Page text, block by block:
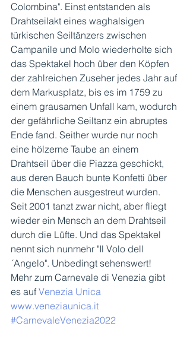
Colombina". Einst entstanden als
Drahtseilakt eines waghalsigen
türkischen Seiltänzers zwischen
Campanile und Molo wiederholte sich
das Spektakel hoch über den Köpfen
der zahlreichen Zuseher jedes Jahr auf
dem Markusplatz, bis es im 1759 zu
einem grausamen Unfall kam, wodurch
der gefährliche Seiltanz ein abruptes
Ende fand. Seither wurde nur noch
eine hölzerne Taube an einem
Drahtseil über die Piazza geschickt,
aus deren Bauch bunte Konfetti über
die Menschen ausgestreut wurden.
Seit 2001 tanzt zwar nicht, aber fliegt
wieder ein Mensch an dem Drahtseil
durch die Lüfte. Und das Spektakel
nennt sich nunmehr "Il Volo dell
´Angelo". Unbedingt sehenswert!
Mehr zum Carnevale di Venezia gibt
es auf Venezia Unica
www.veneziaunica.it
#CarnevaleVenezia2022